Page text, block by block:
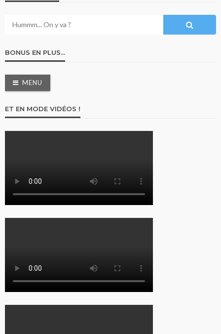
BONUS EN PLUS…
MENU
ET EN MODE VIDÉOS !